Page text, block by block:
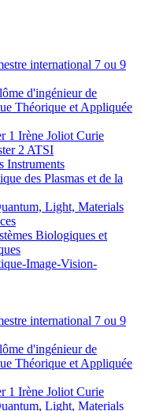
international 7 ou 9
d'ingénieur de
Théorique et Appliquée
1 Irène Joliot Curie
2 ATSI
Instruments
des Plasmas et de la
Light, Materials
Biologiques et
Image-Vision-
international 7 ou 9
d'ingénieur de
Théorique et Appliquée
1 Irène Joliot Curie
Light, Materials